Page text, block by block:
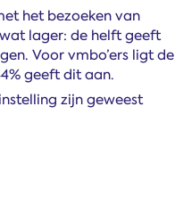
het bezoeken van
lager: de helft geeft
Voor vmbo’ers ligt de
geeft dit aan.
zijn geweest